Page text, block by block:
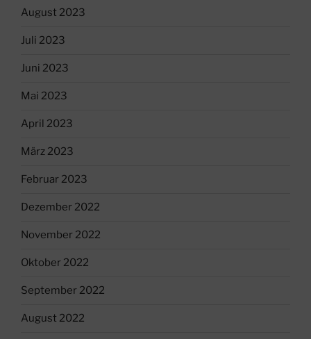
August 2023
Juli 2023
Juni 2023
Mai 2023
April 2023
März 2023
Februar 2023
Dezember 2022
November 2022
Oktober 2022
September 2022
August 2022